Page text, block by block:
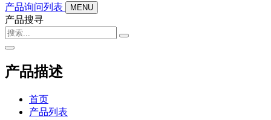
产品询问列表 MENU
产品搜寻
产品描述
首页
产品列表